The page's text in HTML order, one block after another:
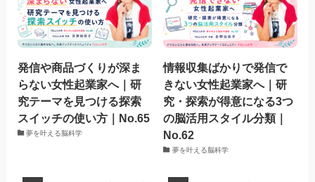
発信や商品づくりが深ま
らない女性起業家へ｜研
究テーマを見つける探索
スイッチの使い方｜No.65
夢を叶える脳科学
情報収集ばかりで発信で
きない女性起業家へ｜研
究・探索が得意になる3つ
の脳活用スタイル分類｜
No.62
夢を叶える脳科学